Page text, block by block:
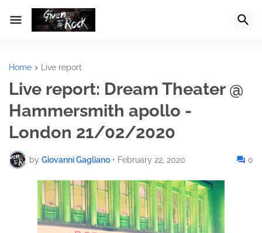
Home Live report
Live report: Dream Theater @
Hammersmith apollo -
London 21/02/2020
by Giovanni Gagliano • February 22, 2020 0